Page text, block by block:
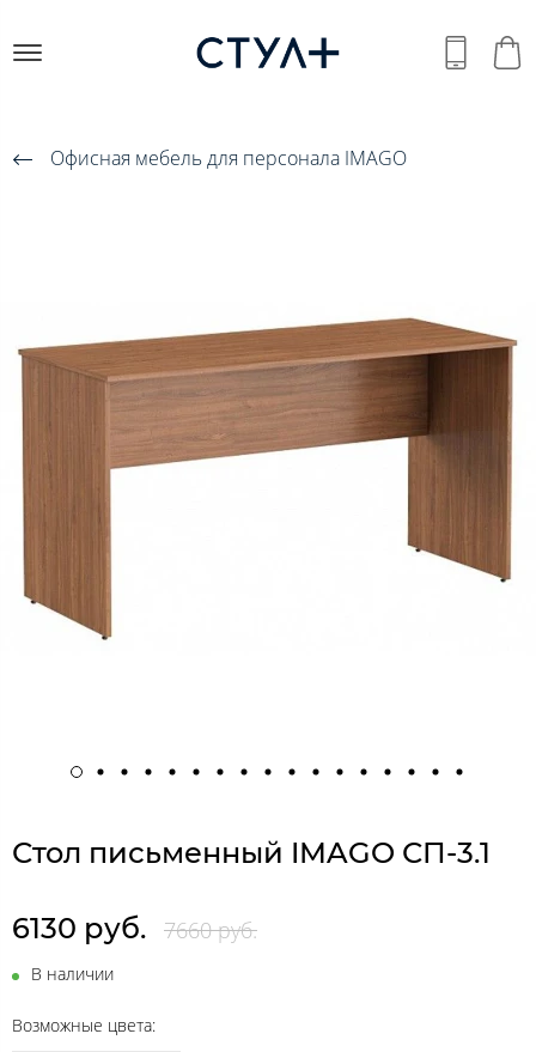
Офисная мебель для персонала IMAGO
Стол письменный IMAGO СП-3.1
6130 руб. 7660 руб.
В наличии
Возможные цвета: